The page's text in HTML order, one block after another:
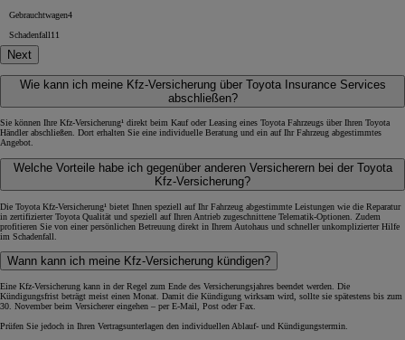
Gebrauchtwagen4
Schadenfall11
Next
Wie kann ich meine Kfz-Versicherung über Toyota Insurance Services
abschließen?
Sie können Ihre Kfz-Versicherung¹ direkt beim Kauf oder Leasing eines Toyota Fahrzeugs über Ihren Toyota
Händler abschließen. Dort erhalten Sie eine individuelle Beratung und ein auf Ihr Fahrzeug abgestimmtes
Angebot.
Welche Vorteile habe ich gegenüber anderen Versicherern bei der Toyota
Kfz-Versicherung?
Die Toyota Kfz-Versicherung¹ bietet Ihnen speziell auf Ihr Fahrzeug abgestimmte Leistungen wie die Reparatur
in zertifizierter Toyota Qualität und speziell auf Ihren Antrieb zugeschnittene Telematik-Optionen. Zudem
profitieren Sie von einer persönlichen Betreuung direkt in Ihrem Autohaus und schneller unkomplizierter Hilfe
im Schadenfall.
Wann kann ich meine Kfz-Versicherung kündigen?
Eine Kfz-Versicherung kann in der Regel zum Ende des Versicherungsjahres beendet werden. Die
Kündigungsfrist beträgt meist einen Monat. Damit die Kündigung wirksam wird, sollte sie spätestens bis zum
30. November beim Versicherer eingehen – per E-Mail, Post oder Fax.
Prüfen Sie jedoch in Ihren Vertragsunterlagen den individuellen Ablauf- und Kündigungstermin.